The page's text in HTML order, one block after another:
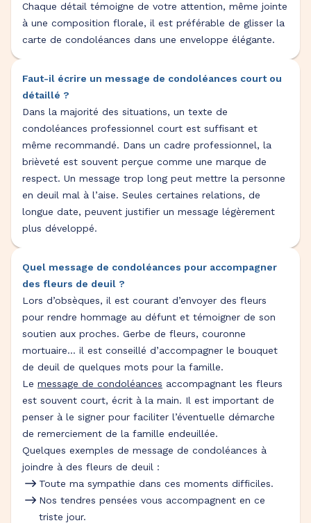
Chaque détail témoigne de votre attention, même jointe
à une composition florale, il est préférable de glisser la
carte de condoléances dans une enveloppe élégante.
Faut-il écrire un message de condoléances court ou
détaillé ?
Dans la majorité des situations, un texte de
condoléances professionnel court est suffisant et
même recommandé. Dans un cadre professionnel, la
brièveté est souvent perçue comme une marque de
respect. Un message trop long peut mettre la personne
en deuil mal à l’aise. Seules certaines relations, de
longue date, peuvent justifier un message légèrement
plus développé.
Quel message de condoléances pour accompagner
des fleurs de deuil ?
Lors d’obsèques, il est courant d’envoyer des fleurs
pour rendre hommage au défunt et témoigner de son
soutien aux proches. Gerbe de fleurs, couronne
mortuaire… il est conseillé d’accompagner le bouquet
de deuil de quelques mots pour la famille.
Le message de condoléances accompagnant les fleurs
est souvent court, écrit à la main. Il est important de
penser à le signer pour faciliter l’éventuelle démarche
de remerciement de la famille endeuillée.
Quelques exemples de message de condoléances à
joindre à des fleurs de deuil :
Toute ma sympathie dans ces moments difficiles.
Nos tendres pensées vous accompagnent en ce
triste jour.